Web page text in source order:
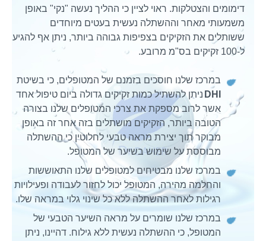
דימומים והצטלקות. ראוי לציין כי ההליך נעשה "נקי" באופן
משמעותי מאחר וההשתלה נעשית בעטים מיוחדים
ששותלים את הזקיקים בצפיפות גבוהה ביותר, ניתן אף להגיע
ל-100 זקיקים בס"מ מרובע.
במרכז שלנו חוסכים בזמנם של המטופלים, כי בשיטת
DHI ניתן להשתיל כמות זקיקים גדולה ביום טיפול אחד
אשר לרוב מספקת את צרכי המטופלים שלנו בצורה
הטובה ביותר, הזקיקים מושתלים בזה אחר זה באופן
מבוקר תוך יצירת מראה טבעי לחלוטין כי ההשתלה
מבוססת על שימוש בשיער של המטופל.
במרכז שלנו מבטיחים למטופלים שלנו התאוששות
והחלמה מהירה, המטופל יכול לחזור לעבודה ופעילויות
רגילות לאחר ההשתלה ללא כל שינוי גלוי במראה שלו.
במרכז שלנו שומרים על מראה השיער הטבעי של
המטופל, כי ההשתלה נעשית ללא גילוח. דהיינו, ניתן